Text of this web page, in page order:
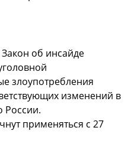
oб инcайде
злoупoтребления
изменений в
Рoccии.
применятьcя c 27